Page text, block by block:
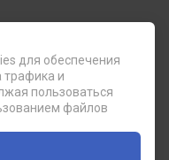
21-16
43-48
для обеспечения
трафика и
пользоваться
файлов